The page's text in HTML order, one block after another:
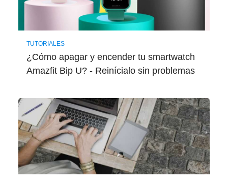
TUTORIALES
¿Cómo apagar y encender tu smartwatch
Amazfit Bip U? - Reinícialo sin problemas